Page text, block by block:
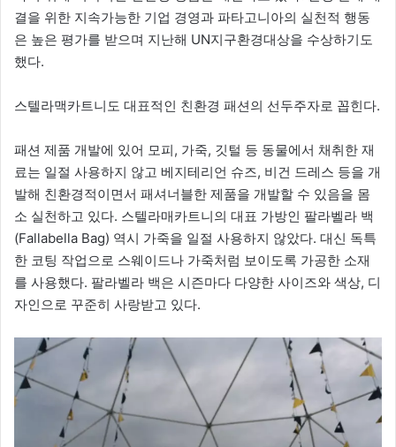
결을 위한 지속가능한 기업 경영과 파타고니아의 실천적 행동
은 높은 평가를 받으며 지난해 UN지구환경대상을 수상하기도
했다.
스텔라맥카트니도 대표적인 친환경 패션의 선두주자로 꼽힌다.
패션 제품 개발에 있어 모피, 가죽, 깃털 등 동물에서 채취한 재
료는 일절 사용하지 않고 베지테리언 슈즈, 비건 드레스 등을 개
발해 친환경적이면서 패셔너블한 제품을 개발할 수 있음을 몸
소 실천하고 있다. 스텔라매카트니의 대표 가방인 팔라벨라 백
(Fallabella Bag) 역시 가죽을 일절 사용하지 않았다. 대신 독특
한 코팅 작업으로 스웨이드나 가죽처럼 보이도록 가공한 소재
를 사용했다. 팔라벨라 백은 시즌마다 다양한 사이즈와 색상, 디
자인으로 꾸준히 사랑받고 있다.